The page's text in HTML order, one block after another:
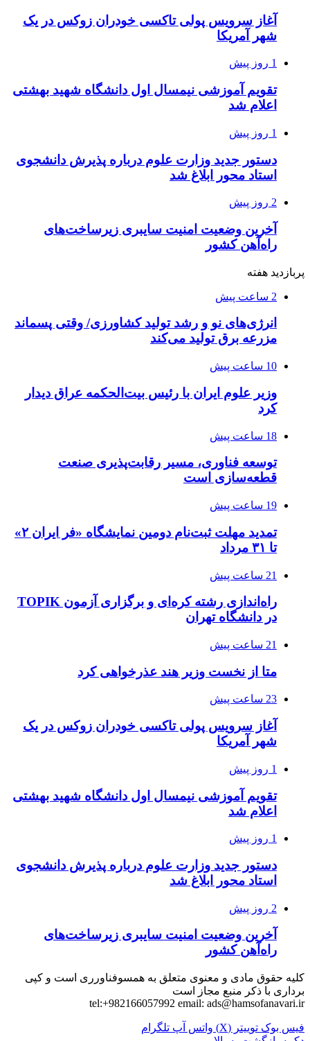
آغاز سرویس پولی تاکسی خودران زوکس در یک
شهر آمریکا
1 روز پیش
تقویم آموزشی نیمسال اول دانشگاه شهید بهشتی
اعلام شد
1 روز پیش
دستور جدید وزارت علوم درباره پذیرش دانشجوی
استاد محور ابلاغ شد
2 روز پیش
آخرین وضعیت امنیت سایبری زیرساخت‌های
راه‌آهن کشور
پربازدید هفته
2 ساعت پیش
انرژی‌های نو و رشد تولید کشاورزی/ وقتی پسماند
مزرعه‌ برق تولید می‌کند
10 ساعت پیش
وزیر علوم ایران با رئیس بیت‌الحکمه عراق دیدار
کرد
18 ساعت پیش
توسعه فناوری، مسیر رقابت‌پذیری صنعت
قطعه‌سازی است
19 ساعت پیش
تمدید مهلت ثبت‌نام دومین نمایشگاه «فر ایران ۲»
تا ۳۱ مرداد
21 ساعت پیش
راه‌اندازی رشته کره‌ای و برگزاری آزمون TOPIK
در دانشگاه تهران
21 ساعت پیش
متا از نخست وزیر هند عذرخواهی کرد
23 ساعت پیش
آغاز سرویس پولی تاکسی خودران زوکس در یک
شهر آمریکا
1 روز پیش
تقویم آموزشی نیمسال اول دانشگاه شهید بهشتی
اعلام شد
1 روز پیش
دستور جدید وزارت علوم درباره پذیرش دانشجوی
استاد محور ابلاغ شد
2 روز پیش
آخرین وضعیت امنیت سایبری زیرساخت‌های
راه‌آهن کشور
کلیه حقوق مادی و معنوی متعلق به همسوفناورری است و کپی
برداری با ذکر منبع مجاز است
tel:+982166057992 email: ads@hamsofanavari.ir
فیس بوک توییتر (X) واتس آپ تلگرام